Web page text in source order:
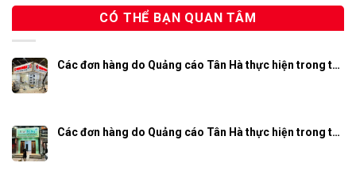
CÓ THỂ BẠN QUAN TÂM
Các đơn hàng do Quảng cáo Tân Hà thực hiện trong t…
Các đơn hàng do Quảng cáo Tân Hà thực hiện trong t…